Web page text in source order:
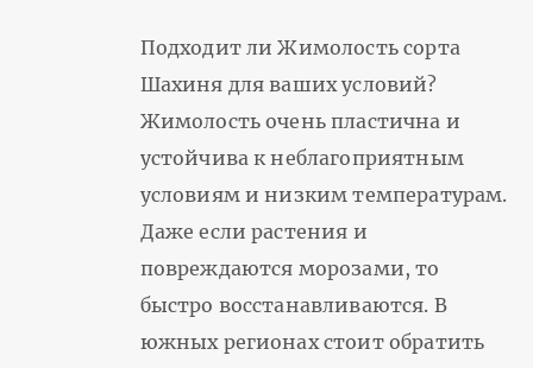
Подходит ли Жимолость сорта
Шахиня для ваших условий?
Жимолость очень пластична и
устойчива к неблагоприятным
условиям и низким температурам.
Даже если растения и
повреждаются морозами, то
быстро восстанавливаются. В
южных регионах стоит обратить